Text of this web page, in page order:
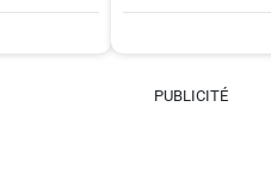
PUBLICITÉ